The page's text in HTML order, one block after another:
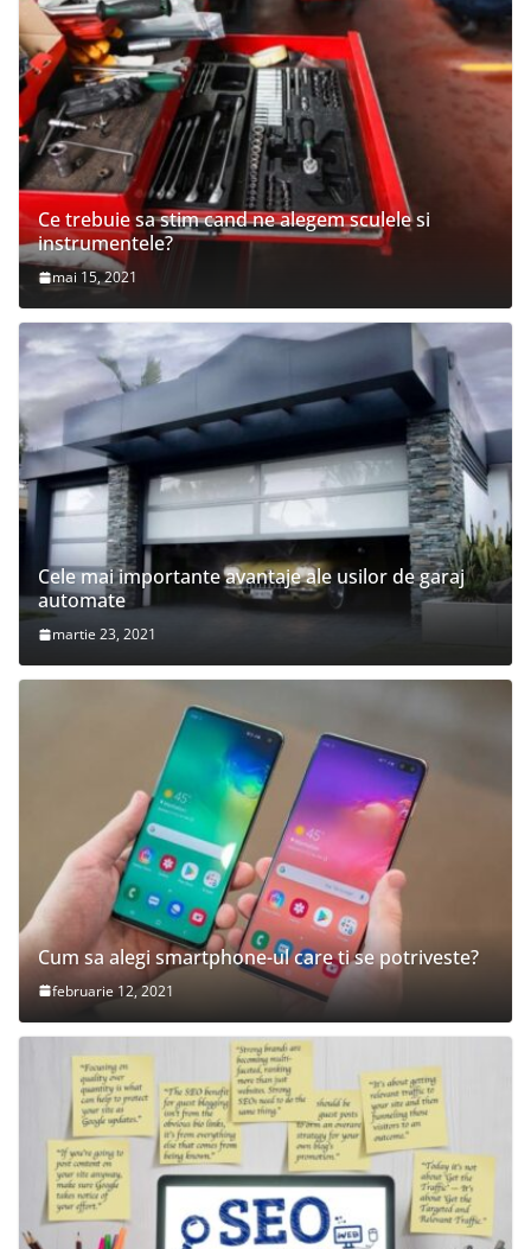
Ce trebuie sa stim cand ne alegem sculele si
instrumentele?
mai 15, 2021
Cele mai importante avantaje ale usilor de garaj
automate
martie 23, 2021
Cum sa alegi smartphone-ul care ti se potriveste?
februarie 12, 2021